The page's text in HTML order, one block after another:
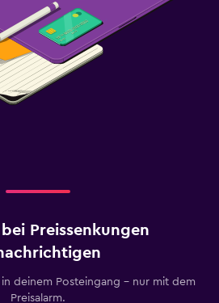
Preissenkungen
deinem Posteingang – nur mit dem
Preisalarm.